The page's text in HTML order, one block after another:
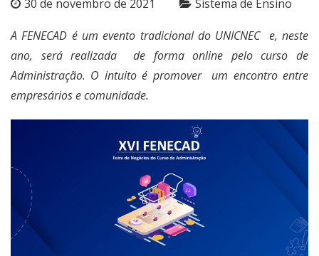
30 de novembro de 2021 Sistema de Ensino
A FENECAD é um evento tradicional do UNICNEC e, neste
ano, será realizada de forma online pelo curso de
Administração. O intuito é promover um encontro entre
empresários e comunidade.